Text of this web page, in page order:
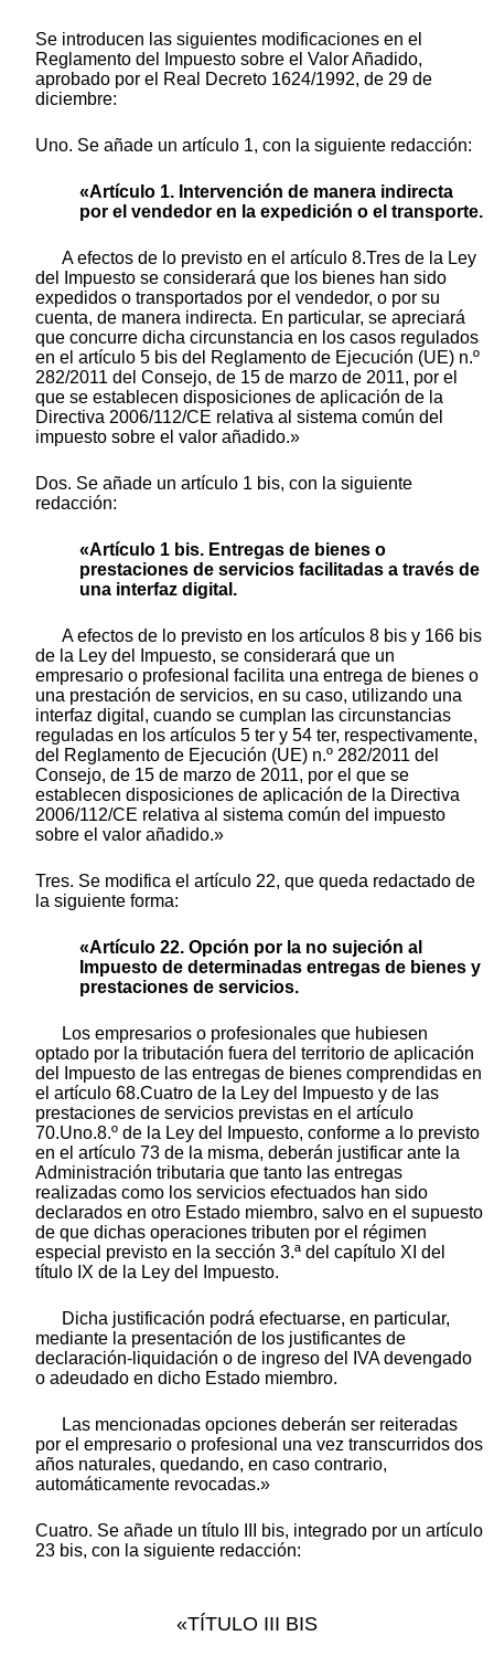
Se introducen las siguientes modificaciones en el
Reglamento del Impuesto sobre el Valor Añadido,
aprobado por el Real Decreto 1624/1992, de 29 de
diciembre:
Uno. Se añade un artículo 1, con la siguiente redacción:
«Artículo 1. Intervención de manera indirecta
por el vendedor en la expedición o el transporte.
A efectos de lo previsto en el artículo 8.Tres de la Ley
del Impuesto se considerará que los bienes han sido
expedidos o transportados por el vendedor, o por su
cuenta, de manera indirecta. En particular, se apreciará
que concurre dicha circunstancia en los casos regulados
en el artículo 5 bis del Reglamento de Ejecución (UE) n.º
282/2011 del Consejo, de 15 de marzo de 2011, por el
que se establecen disposiciones de aplicación de la
Directiva 2006/112/CE relativa al sistema común del
impuesto sobre el valor añadido.»
Dos. Se añade un artículo 1 bis, con la siguiente
redacción:
«Artículo 1 bis. Entregas de bienes o
prestaciones de servicios facilitadas a través de
una interfaz digital.
A efectos de lo previsto en los artículos 8 bis y 166 bis
de la Ley del Impuesto, se considerará que un
empresario o profesional facilita una entrega de bienes o
una prestación de servicios, en su caso, utilizando una
interfaz digital, cuando se cumplan las circunstancias
reguladas en los artículos 5 ter y 54 ter, respectivamente,
del Reglamento de Ejecución (UE) n.º 282/2011 del
Consejo, de 15 de marzo de 2011, por el que se
establecen disposiciones de aplicación de la Directiva
2006/112/CE relativa al sistema común del impuesto
sobre el valor añadido.»
Tres. Se modifica el artículo 22, que queda redactado de
la siguiente forma:
«Artículo 22. Opción por la no sujeción al
Impuesto de determinadas entregas de bienes y
prestaciones de servicios.
Los empresarios o profesionales que hubiesen
optado por la tributación fuera del territorio de aplicación
del Impuesto de las entregas de bienes comprendidas en
el artículo 68.Cuatro de la Ley del Impuesto y de las
prestaciones de servicios previstas en el artículo
70.Uno.8.º de la Ley del Impuesto, conforme a lo previsto
en el artículo 73 de la misma, deberán justificar ante la
Administración tributaria que tanto las entregas
realizadas como los servicios efectuados han sido
declarados en otro Estado miembro, salvo en el supuesto
de que dichas operaciones tributen por el régimen
especial previsto en la sección 3.ª del capítulo XI del
título IX de la Ley del Impuesto.
Dicha justificación podrá efectuarse, en particular,
mediante la presentación de los justificantes de
declaración-liquidación o de ingreso del IVA devengado
o adeudado en dicho Estado miembro.
Las mencionadas opciones deberán ser reiteradas
por el empresario o profesional una vez transcurridos dos
años naturales, quedando, en caso contrario,
automáticamente revocadas.»
Cuatro. Se añade un título III bis, integrado por un artículo
23 bis, con la siguiente redacción:
«TÍTULO III BIS